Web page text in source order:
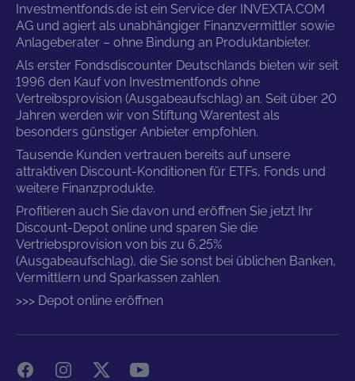
Investmentfonds.de ist ein Service der INVEXTA.COM
AG und agiert als unabhängiger Finanzvermittler sowie
Anlageberater – ohne Bindung an Produktanbieter.
Als erster Fondsdiscounter Deutschlands bieten wir seit
1996 den Kauf von Investmentfonds ohne
Vertreibsprovision (Ausgabeaufschlag) an. Seit über 20
Jahren werden wir von Stiftung Warentest als
besonders günstiger Anbieter empfohlen.
Tausende Kunden vertrauen bereits auf unsere
attraktiven Discount-Konditionen für ETFs, Fonds und
weitere Finanzprodukte.
Profitieren auch Sie davon und eröffnen Sie jetzt Ihr
Discount-Depot online und sparen Sie die
Vertriebsprovision von bis zu 6,25%
(Ausgabeaufschlag), die Sie sonst bei üblichen Banken,
Vermittlern und Sparkassen zahlen.
>>> Depot online eröffnen
FacebookInstagram
X YouTube